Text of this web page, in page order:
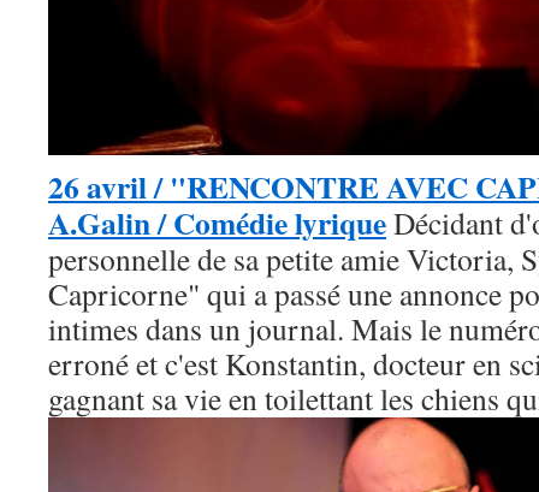
26 avril / "RENCONTRE AVEC
A.Galin / Comédie lyriqueDécidant
personnelle de sa petite amie Victoria,
Capricorne" qui a passé une annonce
intimes dans un journal. Mais le
erroné et c'est Konstantin, docteur en
gagnant sa vie en toilettant les chiens